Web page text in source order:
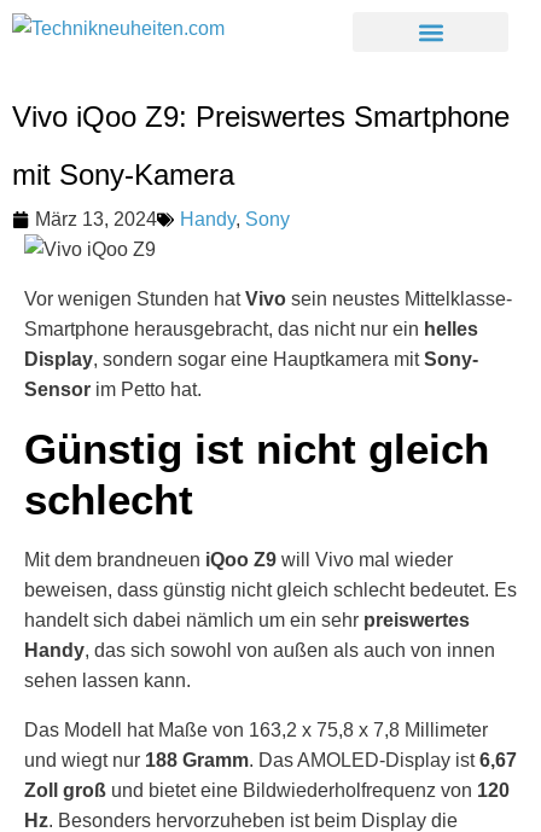
Vivo iQoo Z9: Preiswertes Smartphone
mit Sony-Kamera
März 13, 2024 Handy, Sony
Vor wenigen Stunden hatVivo sein neustes Mittelklasse-
Smartphone herausgebracht, das nicht nur ein helles
Display, sondern sogar eine Hauptkamera mitSony-
Sensor im Petto hat.
Günstig ist nicht gleich
schlecht
Mit dem brandneuen iQoo Z9 will Vivo mal wieder
beweisen, dass günstig nicht gleich schlecht bedeutet. Es
handelt sich dabei nämlich um ein sehr preiswertes
Handy, das sich sowohl von außen als auch von innen
sehen lassen kann.
Das Modell hat Maße von 163,2 x 75,8 x 7,8 Millimeter
und wiegt nur 188 Gramm. Das AMOLED-Display ist6,67
Zoll groß und bietet eine Bildwiederholfrequenz von 120
Hz. Besonders hervorzuheben ist beim Display die